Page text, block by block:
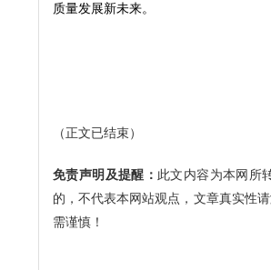
质量发展新未来。
（正文已结束）
免责声明及提醒： 此文内容为本网所
的，不代表本网站观点，文章真实性
需谨慎！